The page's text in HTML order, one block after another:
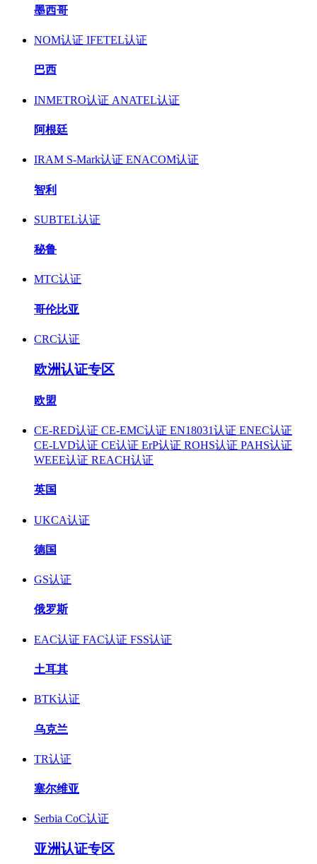
墨西哥
NOM认证 IFETEL认证
巴西
INMETRO认证 ANATEL认证
阿根廷
IRAM S-Mark认证 ENACOM认证
智利
SUBTEL认证
秘鲁
MTC认证
哥伦比亚
CRC认证
欧洲认证专区
欧盟
CE-RED认证 CE-EMC认证 EN18031认证 ENEC认证
CE-LVD认证 CE认证 ErP认证 ROHS认证 PAHS认证
WEEE认证 REACH认证
英国
UKCA认证
德国
GS认证
俄罗斯
EAC认证 FAC认证 FSS认证
土耳其
BTK认证
乌克兰
TR认证
塞尔维亚
Serbia CoC认证
亚洲认证专区